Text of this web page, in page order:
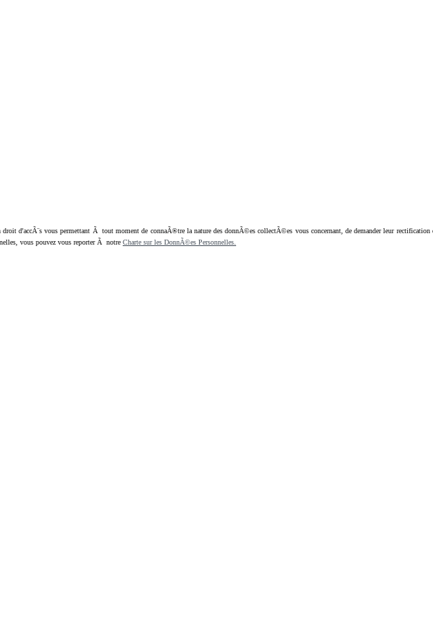
d'accÃ¨s vous permettant Ã tout moment de connaÃ®tre la nature des donnÃ©es collectÃ©es vous concernant, de demander leur rectification
vous pouvez vous reporter Ã notre Charte sur les DonnÃ©es Personnelles.